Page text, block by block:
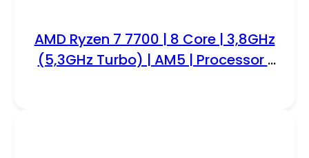
AMD Ryzen 7 7700 | 8 Core | 3,8GHz
(5,3GHz Turbo) | AM5 | Processor |